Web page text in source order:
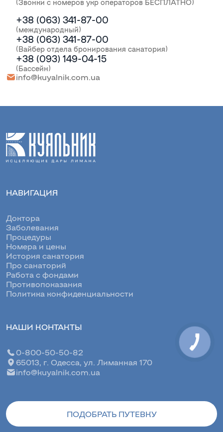
(Звонки с номеров укр операторов БЕСПЛАТНО)
+38 (063) 341-87-00
(международный)
+38 (063) 341-87-00
(Вайбер отдела бронирования санатория)
+38 (093) 149-04-15
(Бассейн)
info@kuyalnik.com.ua
НАВИГАЦИЯ
Доктора
Заболевания
Процедуры
Номера и цены
История санатория
Про санаторий
Работа с фондами
Противопоказания
Политика конфиденциальности
НАШИ КОНТАКТЫ
0-800-50-50-82
65013, г. Одесса, ул. Лиманная 170
info@kuyalnik.com.ua
ПОДОБРАТЬ ПУТЕВКУ